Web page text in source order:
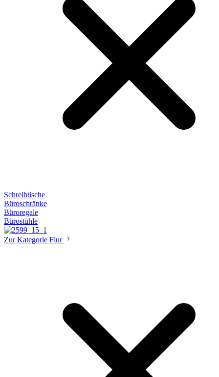
Schreibtische
Büroschränke
Büroregale
Bürostühle
Zur Kategorie Flur